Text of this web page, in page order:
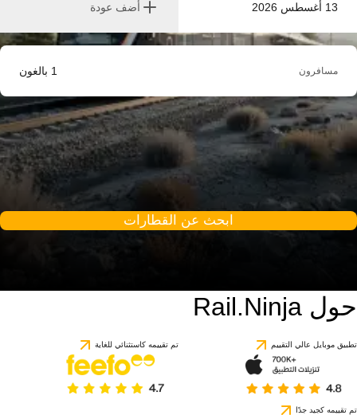
13 أغسطس 2026 أضف عودة
مسافرون 1 بالغون
ابحث عن القطارات
حول Rail.Ninja
تطبيق موبايل عالي التقييم تم تقييمه كاستثنائي للغاية
تم تقييمه كجيد جدًا
استنادًا إلى 1 تقييمًا